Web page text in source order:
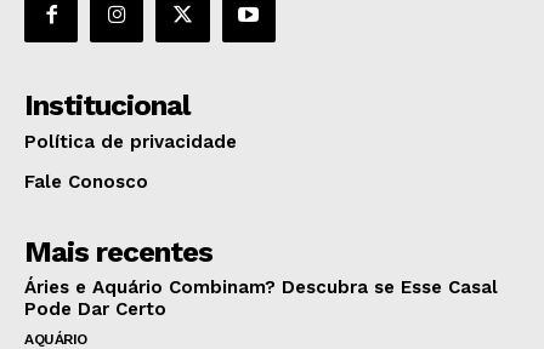
Institucional
Política de privacidade
Fale Conosco
Mais recentes
Áries e Aquário Combinam? Descubra se Esse Casal
Pode Dar Certo
AQUÁRIO